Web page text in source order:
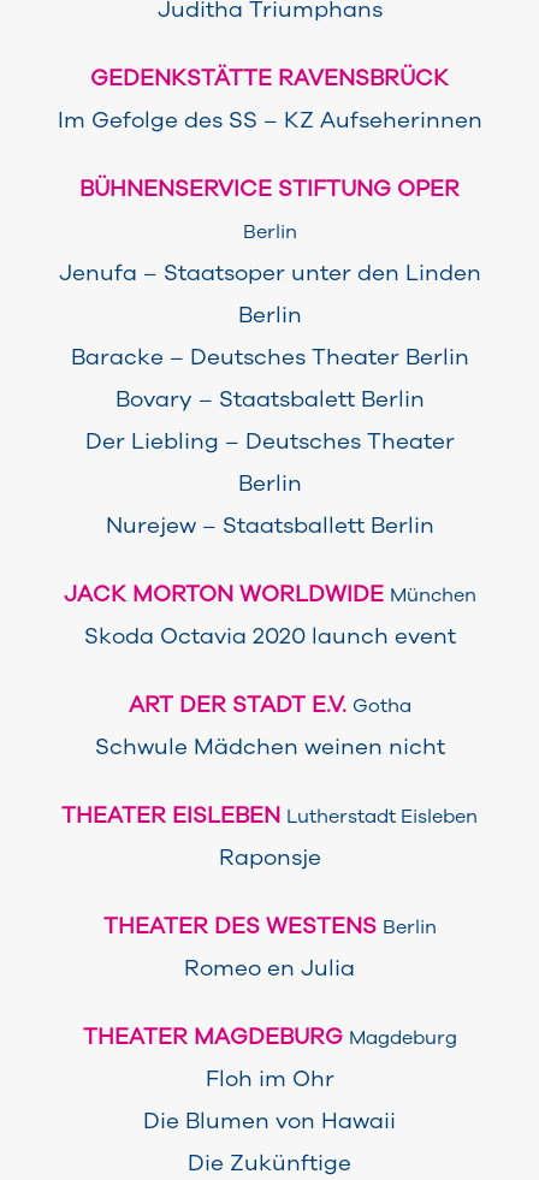
Juditha Triumphans
GEDENKSTÄTTE RAVENSBRÜCK
Im Gefolge des SS – KZ Aufseherinnen
BÜHNENSERVICE STIFTUNG OPER
Berlin
Jenufa – Staatsoper unter den Linden
Berlin
Baracke – Deutsches Theater Berlin
Bovary – Staatsbalett Berlin
Der Liebling – Deutsches Theater
Berlin
Nurejew – Staatsballett Berlin
JACK MORTON WORLDWIDE München
Skoda Octavia 2020 launch event
ART DER STADT E.V. Gotha
Schwule Mädchen weinen nicht
THEATER EISLEBEN Lutherstadt Eisleben
Raponsje
THEATER DES WESTENS Berlin
Romeo en Julia
THEATER MAGDEBURG Magdeburg
Floh im Ohr
Die Blumen von Hawaii
Die Zukünftige